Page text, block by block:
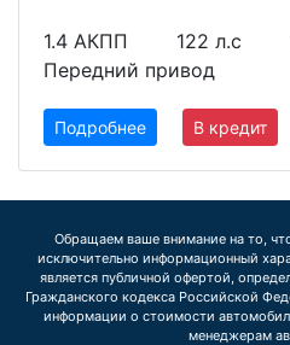
1.4 АКПП 122 л.с
Передний привод
Подробнее В кредит
Обращаем ваше внимание на то,
исключительно информационный
является публичной офертой,
Гражданского кодекса Российской
информации о стоимости
менеджерам